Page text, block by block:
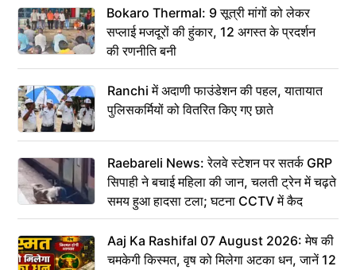
Bokaro Thermal: 9 सूत्री मांगों को लेकर
सप्लाई मजदूरों की हुंकार, 12 अगस्त के प्रदर्शन
की रणनीति बनी
Ranchi में अदाणी फाउंडेशन की पहल, यातायात
पुलिसकर्मियों को वितरित किए गए छाते
Raebareli News: रेलवे स्टेशन पर सतर्क GRP
सिपाही ने बचाई महिला की जान, चलती ट्रेन में चढ़ते
समय हुआ हादसा टला; घटना CCTV में कैद
Aaj Ka Rashifal 07 August 2026: मेष की
चमकेगी किस्मत, वृष को मिलेगा अटका धन, जानें 12